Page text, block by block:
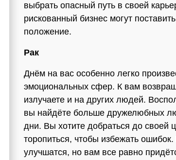
выбрать опасный путь в своей
рискованный бизнес могут
положение.
Рак
Днём ​​на вас особенно легко
эмоциональных сфер. К вам
излучаете и на других людей.
вы найдёте больше дружелюбных
дни. Вы хотите добраться до своей
торопиться, чтобы избежать
улучшатся, но вам все равно